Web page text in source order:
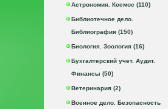
Астрономия. Космос (110)
Библиотечное дело.
Библиография (150)
Биология. Зоология (16)
Бухгалтерский учет. Аудит.
Финансы (50)
Ветеринария (2)
Военное дело. Безопасность